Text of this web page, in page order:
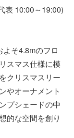
表 10:00～19:00)
そ4.8mのフロ
スマス仕様に模
クリスマスリー
やオーナメント
プシェードの中
的な空間を創り